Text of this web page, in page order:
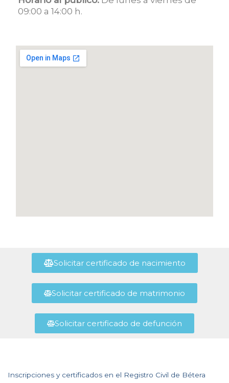
09:00 a 14:00 h.
Solicitar certificado de nacimiento
Solicitar certificado de matrimonio
Solicitar certificado de defunción
Inscripciones y certificados en el Registro Civil de Bétera